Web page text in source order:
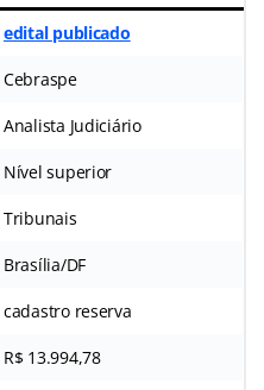
edital publicado
Cebraspe
Analista Judiciário
Nível superior
Tribunais
Brasília/DF
cadastro reserva
R$ 13.994,78